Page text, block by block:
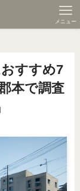
メニュー
すすめ7
本で調査